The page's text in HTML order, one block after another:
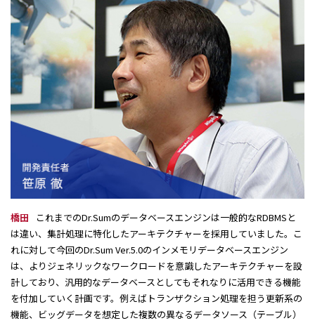
橋田
これまでのDr.Sumのデータベースエンジンは一般的なRDBMSと
は違い、集計処理に特化したアーキテクチャーを採用していました。こ
れに対して今回のDr.Sum Ver.5.0のインメモリデータベースエンジン
は、よりジェネリックなワークロードを意識したアーキテクチャーを設
計しており、汎用的なデータベースとしてもそれなりに活用できる機能
を付加していく計画です。例えばトランザクション処理を担う更新系の
機能、ビッグデータを想定した複数の異なるデータソース（テーブル）